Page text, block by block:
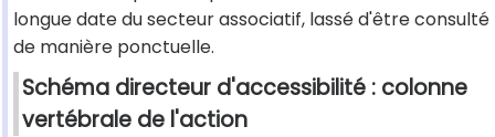
longue date du secteur associatif, lassé d'être consulté
de manière ponctuelle.
Schéma directeur d'accessibilité : colonne
vertébrale de l'action